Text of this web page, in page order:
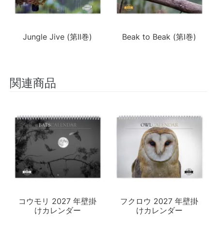
Jungle Jive (第II巻) Beak to Beak (第I巻)
関連商品
コウモリ 2027 年壁掛
けカレンダー
フクロウ 2027 年壁掛
けカレンダー